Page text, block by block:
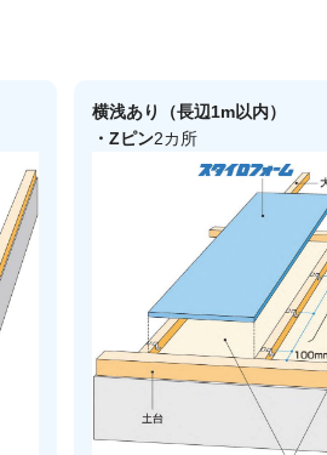
横浅あり（長辺1m以内）
・Zピン2カ所